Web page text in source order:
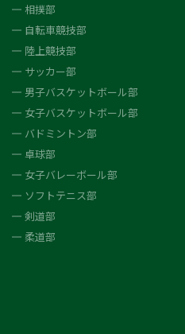
相撲部
自転車競技部
陸上競技部
サッカー部
男子バスケットボール部
女子バスケットボール部
バドミントン部
卓球部
女子バレーボール部
ソフトテニス部
剣道部
柔道部